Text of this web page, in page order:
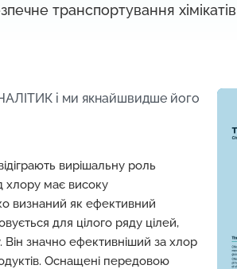
транспортування
і ми якнайшвидше його
вирішальну роль
хлору має високу
визнаний як ефективний
для цілого ряду цілей,
значно ефективніший за хлор
Оснащені передовою